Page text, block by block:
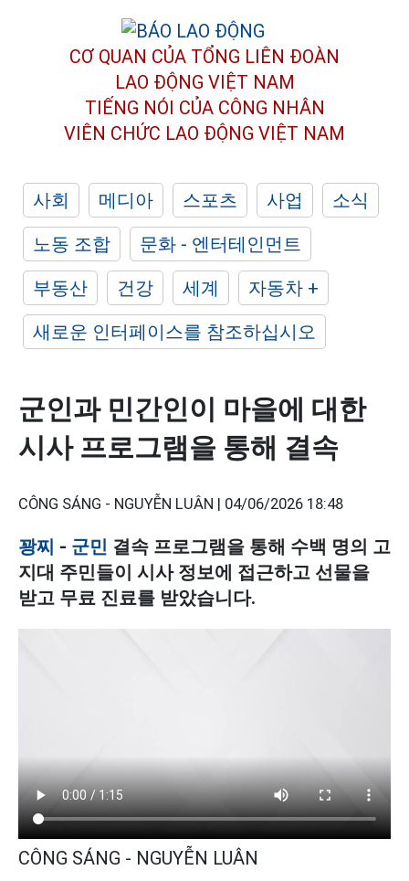
CƠ QUAN CỦA TỔNG LIÊN ĐOÀN
LAO ĐỘNG VIỆT NAM
TIẾNG NÓI CỦA CÔNG NHÂN
VIÊN CHỨC LAO ĐỘNG VIỆT NAM
사회 메디아 스포츠 사업
소식
노동 조합
문화 - 엔터테인먼트
부동산
건강 세계
자동차 +
새로운 인터페이스를 참조하십시오
군인과 민간인이 마을에 대한
시사 프로그램을 통해 결속
CÔNG SÁNG - NGUYỄN LUÂN | 04/06/2026 18:48
꽝찌 - 군민 결속 프로그램을 통해 수백 명의 고
지대 주민들이 시사 정보에 접근하고 선물을
받고 무료 진료를 받았습니다.
CÔNG SÁNG - NGUYỄN LUÂN